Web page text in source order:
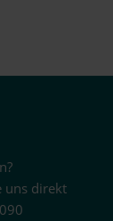
uns direkt